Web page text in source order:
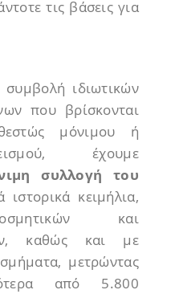
τις βάσεις για
ιδιωτικών
που βρίσκονται
μόνιμου ή
έχουμε
συλλογή του
ιστορικά κειμήλια,
και
καθώς και με
μετρώντας
από 5.800